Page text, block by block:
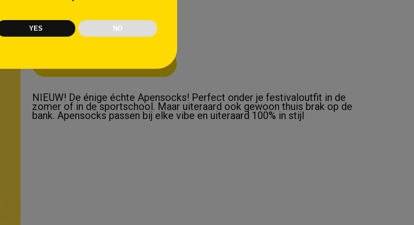
NIEUW! De énige échte Apensocks! Perfect onder je festivaloutfit in de
zomer of in de sportschool. Maar uiteraard ook gewoon thuis brak op de
bank. Apensocks passen bij elke vibe en uiteraard 100% in stijl
YES NO